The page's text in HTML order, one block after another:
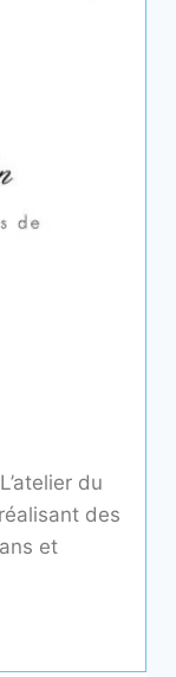
atelier du
des
et